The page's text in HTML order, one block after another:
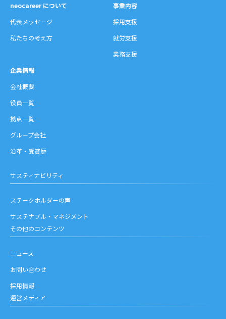
neocareer について
代表メッセージ
私たちの考え方
事業内容
採用支援
就労支援
業務支援
企業情報
会社概要
役員一覧
拠点一覧
グループ会社
沿革・受賞歴
サスティナビリティ
ステークホルダーの声
サステナブル・マネジメント
その他のコンテンツ
ニュース
お問い合わせ
採用情報
運営メディア